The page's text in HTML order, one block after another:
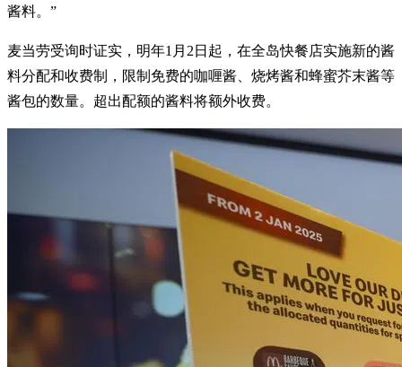
酱料。”
麦当劳受询时证实，明年1月2日起，在全岛快餐店实施新的酱
料分配和收费制，限制免费的咖喱酱、烧烤酱和蜂蜜芥末酱等
酱包的数量。超出配额的酱料将额外收费。